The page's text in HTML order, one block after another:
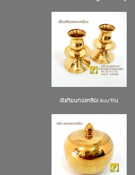
เชิงเทียนทองเหลือง แบบจาน